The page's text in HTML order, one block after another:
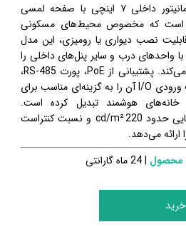
یک مانیتور داخلی ۷ اینچی با صفحه لمسی
است که مخصوص محیط‌های مسکونی
نصب دیواری یا رومیزی، این مدل
واحدهای درب و سایر پنل‌های داخلی را
از طریق پروتکل SIP 2.0 فراهم می‌کند. پشتیبانی از PoE، پورت RS‑485،
ورودی زنگ، رله داخلی و هشت ورودی I/O آن را به گزینه‌ای مناسب برای
خانه‌های هوشمند تبدیل کرده است.
صفحه‌نمایش 800×480 با روشنایی حدود 220 cd/m² و نسبت کنتراست
محصول | 24 ماه گارانتی